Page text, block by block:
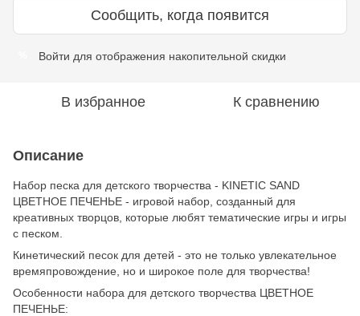
Сообщить, когда появится
Войти для отображения накопительной скидки
В избранное К сравнению
Описание
Набор песка для детского творчества - KINETIC SAND
ЦВЕТНОЕ ПЕЧЕНЬЕ - игровой набор, созданный для
креативных творцов, которые любят тематические игры и игры
с песком.
Кинетический песок для детей - это не только увлекательное
времяпровождение, но и широкое поле для творчества!
Особенности набора для детского творчества ЦВЕТНОЕ
ПЕЧЕНЬЕ: